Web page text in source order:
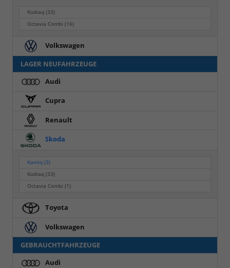
Kodiaq(33)
Octavia Combi(16)
Volkswagen
LAGER NEUFAHRZEUGE
Audi
Cupra
Renault
Skoda
Kamiq(3)
Kodiaq(33)
Octavia Combi(1)
Toyota
Volkswagen
GEBRAUCHTFAHRZEUGE
Audi